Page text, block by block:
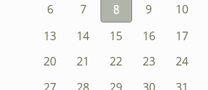
6
7 8 9 10
13
14 15 16 17
20
21 22 23 24